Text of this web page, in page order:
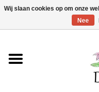
Home
Wij slaan cookies op om onze
Nee